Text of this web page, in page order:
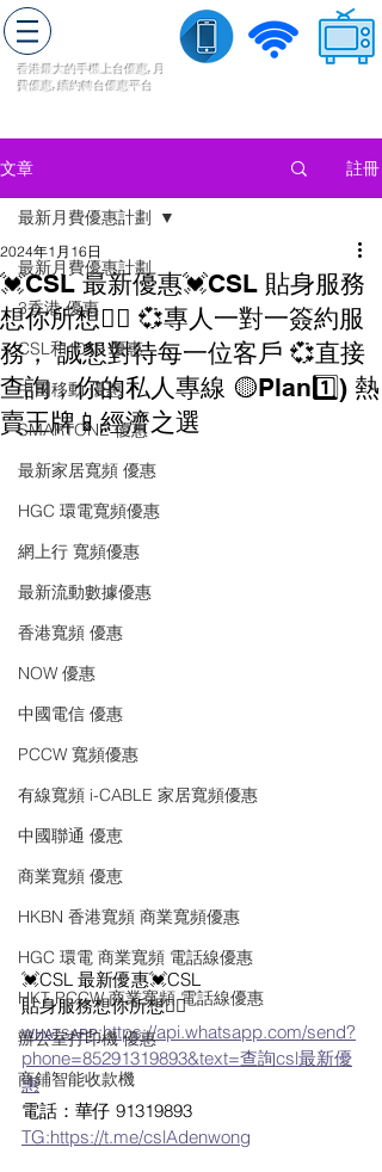
香港最大的手機上台優惠, 月
費優惠,續約轉台優惠平台
文章 註冊
最新月費優惠計劃
3香港 優惠
CSL和1010 優惠
中國移動 優惠
SMARTONE 優惠
最新家居寬頻 優惠
HGC 環電寬頻優惠
網上行 寬頻優惠
最新流動數據優惠
香港寬頻 優惠
NOW 優惠
中國電信 優惠
PCCW 寬頻優惠
有線寬頻 i-CABLE 家居寬頻優惠
中國聯通 優恵
商業寬頻 優恵
HKBN 香港寬頻 商業寬頻優惠
HGC 環電 商業寬頻 電話線優惠
HKT PCCW 商業寬頻 電話線優惠
辦公室打印機 優惠
商鋪智能收款機
最新月費優惠計劃
💓CSL 最新優惠💓CSL 貼身服務
想你所想👍🏻 💞專人一對一簽約服
務， 誠懇對待每一位客戶 💞直接
查詢，你的私人專線 🟡Plan1️⃣) 熱
賣王牌📱經濟之選
2024年1月16日
💓CSL 最新優惠💓CSL
貼身服務想你所想👍🏻
ᴡʜᴀᴛsᴀᴘᴘ:https://api.whatsapp.com/send?
phone=85291319893&text=查詢csl最新優
惠
電話：華仔 91319893
TG:https://t.me/cslAdenwong